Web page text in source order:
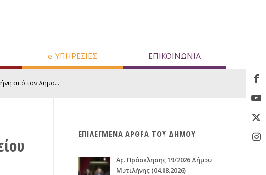
e-ΥΠΗΡΕΣΙΕΣ ΕΠΙΚΟΙΝΩΝΙΑ
από τον Δήμο...
ΕΠΙΛΕΓΜΕΝΑ ΑΡΘΡΑ ΤΟΥ ΔΗΜΟΥ
Aρ. Πρόσκλησης 19/2026 Δήμου
Μυτιλήνης (04.08.2026)